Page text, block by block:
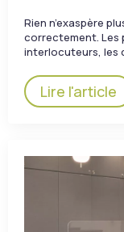
Rien n’exaspère
correctement. Les
interlocuteurs, les
Lire l'article